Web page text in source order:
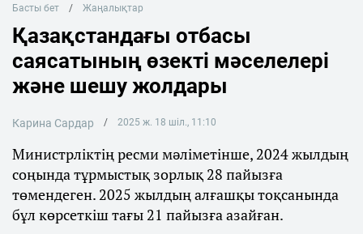
Басты бет Жаңалықтар
Қазақстандағы отбасы
саясатының өзекті мәселелері
және шешу жолдары
Карина Сардар 2025 ж. 18 шіл., 11:10
Министрліктің ресми мәліметінше, 2024 жылдың
соңында тұрмыстық зорлық 28 пайызға
төмендеген. 2025 жылдың алғашқы тоқсанында
бұл көрсеткіш тағы 21 пайызға азайған.